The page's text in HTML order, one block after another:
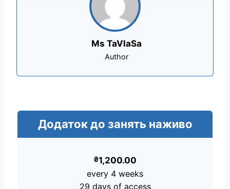
Ms TaVlaSa
Author
Додаток до занять наживо
₴1,200.00
every 4 weeks
29 days of access